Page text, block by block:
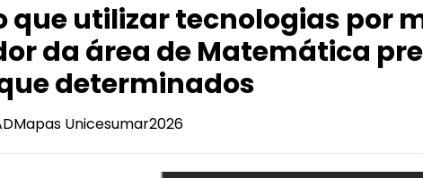
que utilizar tecnologias por
da área de Matemática
determinados
Mapas Unicesumar2026